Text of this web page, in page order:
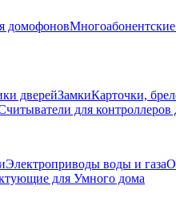
домофонов
дверейЗамкиКарточки,
для
Электроприводы воды и газа
для Умного дома